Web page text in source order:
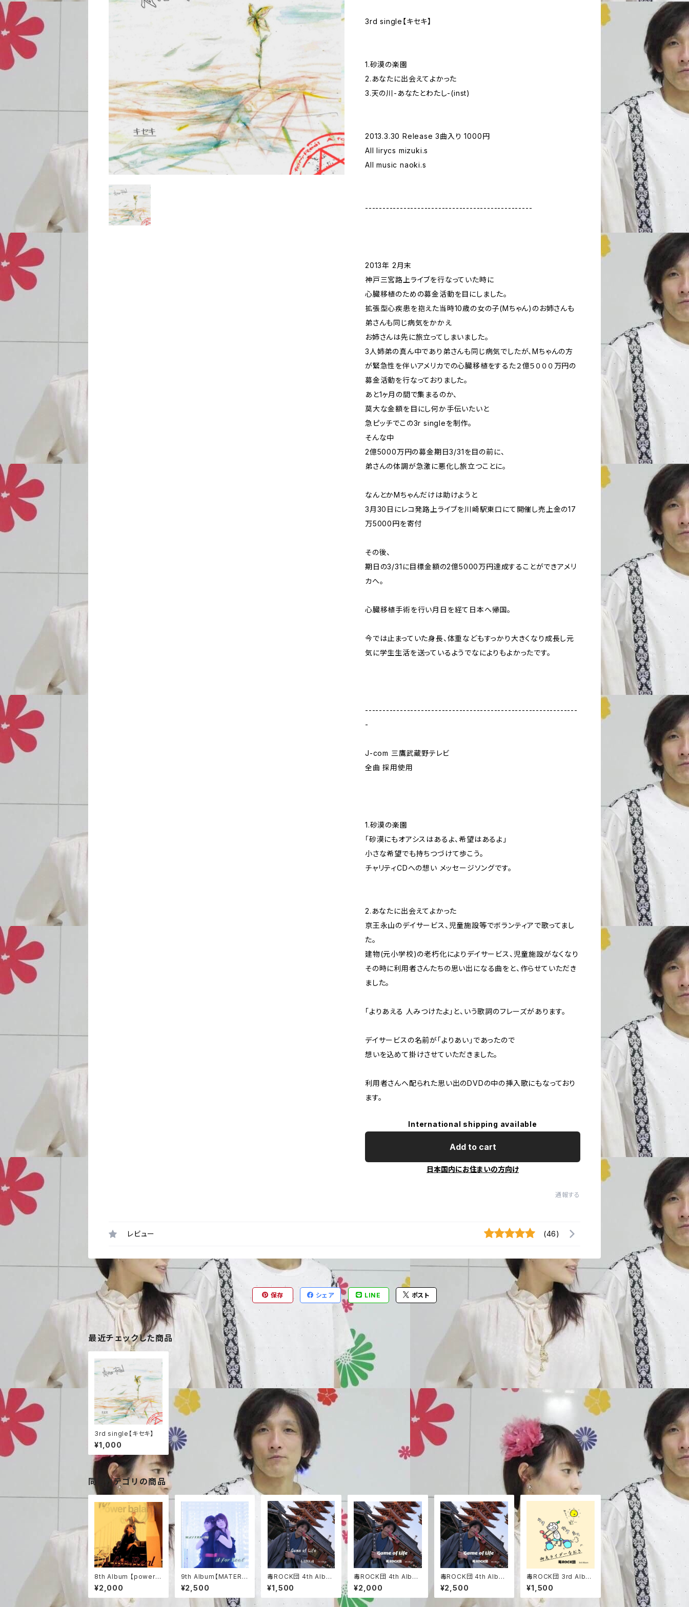
3rd single【キセキ】
1.砂漠の楽園
2.あなたに出会えてよかった
3.天の川-あなたとわたし-(inst)
2013.3.30 Release 3曲入り 1000円
All lirycs mizuki.s
All music naoki.s
------------------------------------------------
2013年 2月末
神戸三宮路上ライブを行なっていた時に
心臓移植のための募金活動を目にしました。
拡張型心疾患を抱えた当時10歳の女の子(Mちゃん)のお姉さんも
弟さんも同じ病気をかかえ
お姉さんは先に旅立ってしまいました。
3人姉弟の真ん中であり弟さんも同じ病気でしたが、Mちゃんの方
が緊急性を伴いアメリカでの心臓移植をするた２億５０００万円の
募金活動を行なっておりました。
あと1ヶ月の間で集まるのか、
莫大な金額を目にし何か手伝いたいと
急ピッチでこの3r singleを制作。
そんな中
2億5000万円の募金期日3/31を目の前に、
弟さんの体調が急激に悪化し旅立つことに。
なんとかMちゃんだけは助けようと
3月30日にレコ発路上ライブを川崎駅東口にて開催し売上金の17
万5000円を寄付
その後、
期日の3/31に目標金額の2億5000万円達成することができアメリ
カへ。
心臓移植手術を行い月日を経て日本へ帰国。
今では止まっていた身長、体重などもすっかり大きくなり成長し元
気に学生生活を送っているようでなによりもよかったです。
-------------------------------------------------------------
-
J-com 三鷹武蔵野テレビ
全曲 採用使用
1.砂漠の楽園
「砂漠にもオアシスはあるよ、希望はあるよ」
小さな希望でも持ちつづけて歩こう。
チャリティCDへの想い メッセージソングです。
2.あなたに出会えてよかった
京王永山のデイサービス、児童施設等でボランティアで歌ってまし
た。
建物(元小学校)の老朽化によりデイサービス、児童施設がなくなり
その時に利用者さんたちの思い出になる曲をと、作らせていただき
ました。
「よりあえる 人みつけたよ」と、いう歌詞のフレーズがあります。
デイサービスの名前が「よりあい」であったので
想いを込めて掛けさせていただきました。
利用者さんへ配られた思い出のDVDの中の挿入歌にもなっており
ます。
International shipping available
Add to cart
日本国内にお住まいの方向け
通報する
レビュー (46)
保存 シェア LINE ポスト
最近チェックした商品
3rd single【キセキ】
¥1,000
同じカテゴリの商品
8th Album 【power b
alance】
¥2,000
9th Album【MATERIA
RU】
¥2,500
毒ROCK団 4th Albu
m【Game of Life】
¥1,500
毒ROCK団 4th Albu
m【Game of Life】＆
毒ROCK団ステッカー
¥2,000
毒ROCK団 4th Albu
m【Game of Life】&
毒ROCK団ステッカー&
ジャケット生写真２枚
¥2,500
毒ROCK団 3rd Albu
m 【御免ライダーなお
き】
¥1,500